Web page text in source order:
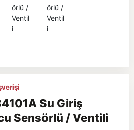
Su Giriş
Sensörlü / Ventili